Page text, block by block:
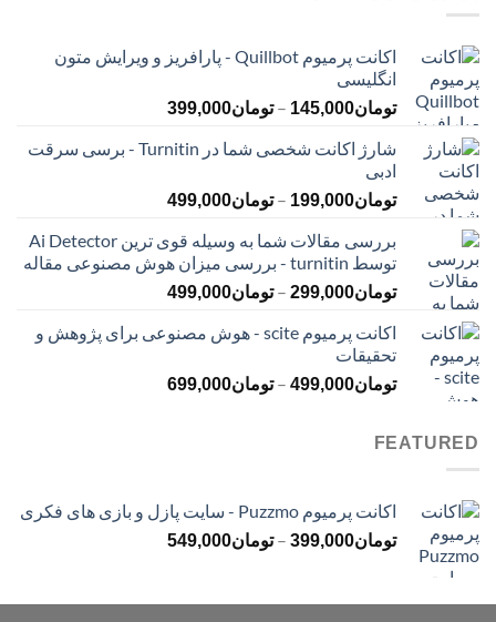
اکانت پرمیوم Quillbot - پارافریز و ویرایش متون
انگلیسی
تومان145,000
– تومان399,000محدوده
تومان145,000
تومان399,000
شارژ اکانت شخصی شما در Turnitin - برسی سرقت
ادبی
تومان199,000
– تومان499,000محدوده
تومان199,000
تا
تومان499,000
بررسی مقالات شما به وسیله قوی ترین Ai Detector
توسط turnitin - بررسی میزان هوش مصنوعی مقاله
تومان299,000
– تومان499,000محدوده
تومان299,000
تومان499,000
اکانت پرمیوم scite - هوش مصنوعی برای پژوهش و
تحقیقات
تومان499,000
– تومان699,000محدوده
FEATURED
اکانت پرمیوم Puzzmo - سایت پازل و بازی های فکری
تومان399,000
– تومان549,000محدوده
تا